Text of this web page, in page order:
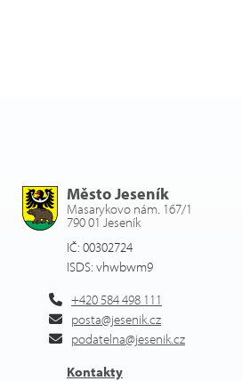
Město Jeseník
Masarykovo nám. 167/1
790 01 Jeseník
IČ: 00302724
ISDS: vhwbwm9
+420 584 498 111
posta@jesenik.cz
podatelna@jesenik.cz
Kontakty